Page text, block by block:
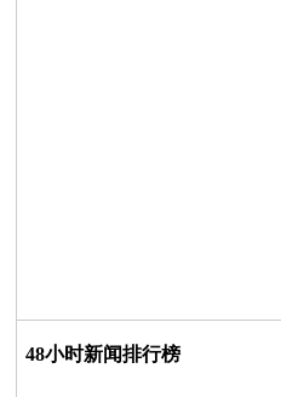
48小时新闻排行榜